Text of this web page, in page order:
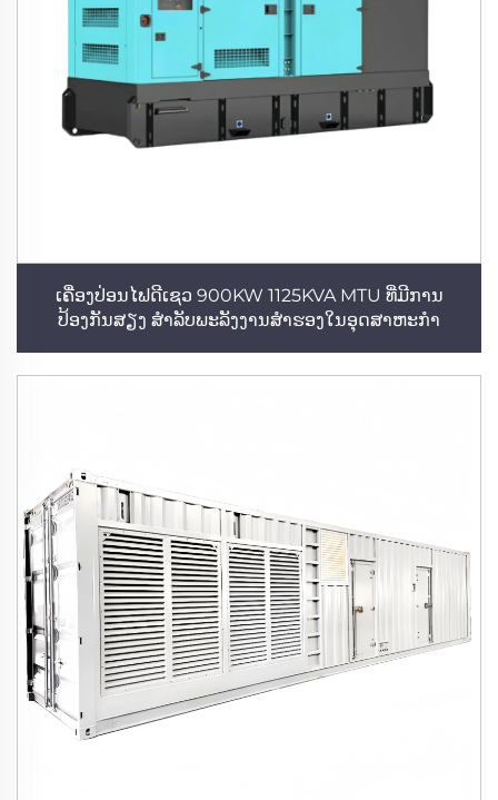
ເຄື່ອງປ່ອນໄຟດີເຊວ 900KW 1125KVA MTU ທີ່ມີການ
ປ້ອງກັນສຽງ ສຳລັບພະລັງງານສຳຮອງໃນອຸດສາຫະກຳ